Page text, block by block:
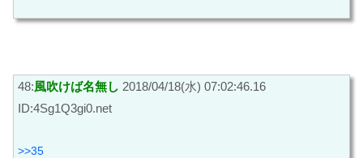
48:風吹けば名無し 2018/04/18(水) 07:02:46.16
ID:4Sg1Q3gi0.net
>>35